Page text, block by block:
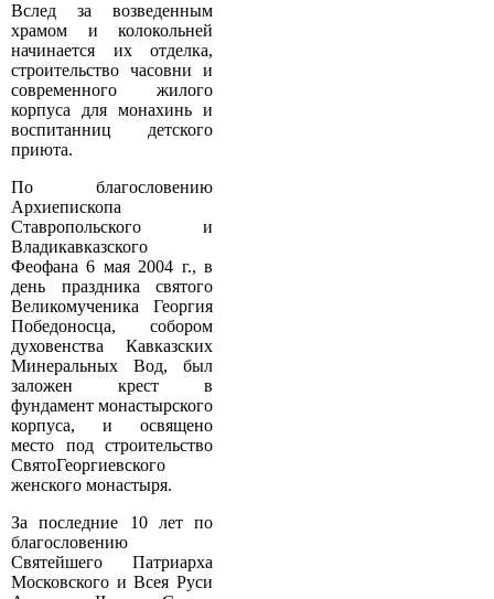
Вслед за возведенным
храмом и колокольней
начинается их отделка,
строительство часовни и
современного жилого
корпуса для монахинь и
воспитанниц детского
приюта.
По благословению
Архиепископа
Ставропольского и
Владикавказского
Феофана 6 мая 2004 г., в
день праздника святого
Великомученика Георгия
Победоносца, собором
духовенства Кавказских
Минеральных Вод, был
заложен крест в
фундамент монастырского
корпуса, и освящено
место под строительство
Свято­Георгиевского
женского монастыря.
За последние 10 лет по
благословению
Святейшего Патриарха
Московского и Всея Руси